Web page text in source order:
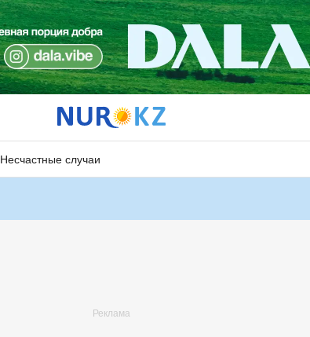
Несчастные случаи